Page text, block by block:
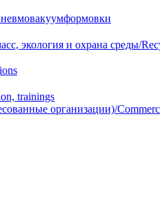
экология и охрана среды/
trainings
организации)/